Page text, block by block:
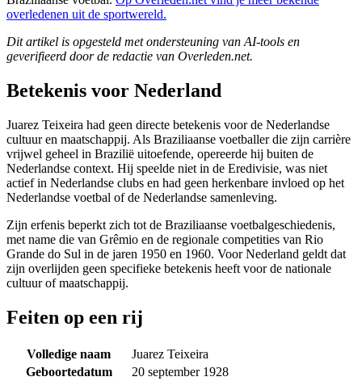
overledenen uit de sportwereld.
Dit artikel is opgesteld met ondersteuning van AI-tools en
geverifieerd door de redactie van Overleden.net.
Betekenis voor Nederland
Juarez Teixeira had geen directe betekenis voor de Nederlandse
cultuur en maatschappij. Als Braziliaanse voetballer die zijn carrière
vrijwel geheel in Brazilië uitoefende, opereerde hij buiten de
Nederlandse context. Hij speelde niet in de Eredivisie, was niet
actief in Nederlandse clubs en had geen herkenbare invloed op het
Nederlandse voetbal of de Nederlandse samenleving.
Zijn erfenis beperkt zich tot de Braziliaanse voetbalgeschiedenis,
met name die van Grêmio en de regionale competities van Rio
Grande do Sul in de jaren 1950 en 1960. Voor Nederland geldt dat
zijn overlijden geen specifieke betekenis heeft voor de nationale
cultuur of maatschappij.
Feiten op een rij
Volledige naam
Juarez Teixeira
Geboortedatum
20 september 1928